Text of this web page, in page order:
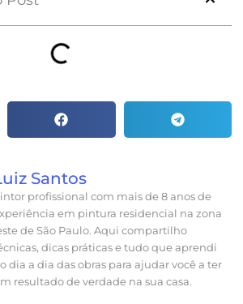
Santos
profissional com mais de 8 anos de
em pintura residencial na zona
de São Paulo. Aqui compartilho
dicas práticas e tudo que aprendi
dia a dia das obras para ajudar você a ter
resultado de verdade na sua casa.